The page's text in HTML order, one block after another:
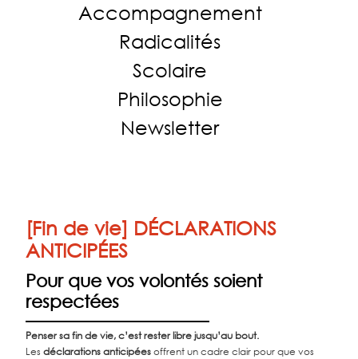
Accompagnement
Radicalités
Scolaire
Philosophie
Newsletter
[Fin de vie] DÉCLARATIONS
ANTICIPÉES
Pour que vos volontés soient
respectées
Penser sa fin de vie, c’est rester libre jusqu’au bout.
Lesdéclarations anticipées offrent un cadre clair pour que vos